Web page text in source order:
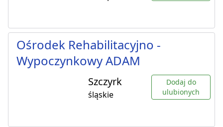
Ośrodek Rehabilitacyjno -
Wypoczynkowy ADAM
Szczyrk
śląskie
Dodaj do
ulubionych